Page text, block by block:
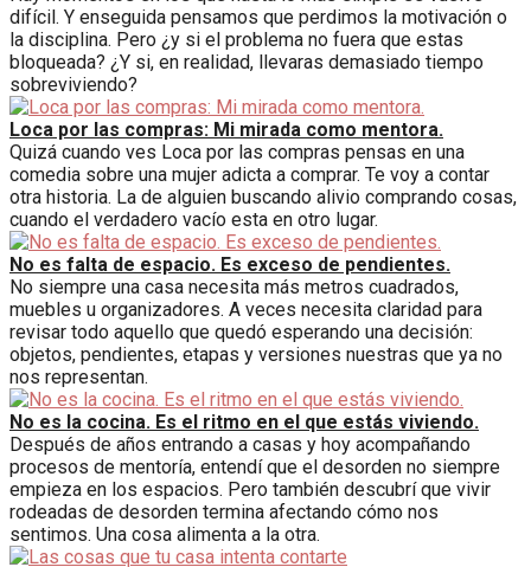
difícil. Y enseguida pensamos que perdimos la motivación o
la disciplina. Pero ¿y si el problema no fuera que estas
bloqueada? ¿Y si, en realidad, llevaras demasiado tiempo
sobreviviendo?
Loca por las compras: Mi mirada como mentora.
Quizá cuando ves Loca por las compras pensas en una
comedia sobre una mujer adicta a comprar. Te voy a contar
otra historia. La de alguien buscando alivio comprando cosas,
cuando el verdadero vacío esta en otro lugar.
No es falta de espacio. Es exceso de pendientes.
No siempre una casa necesita más metros cuadrados,
muebles u organizadores. A veces necesita claridad para
revisar todo aquello que quedó esperando una decisión:
objetos, pendientes, etapas y versiones nuestras que ya no
nos representan.
No es la cocina. Es el ritmo en el que estás viviendo.
Después de años entrando a casas y hoy acompañando
procesos de mentoría, entendí que el desorden no siempre
empieza en los espacios. Pero también descubrí que vivir
rodeadas de desorden termina afectando cómo nos
sentimos. Una cosa alimenta a la otra.